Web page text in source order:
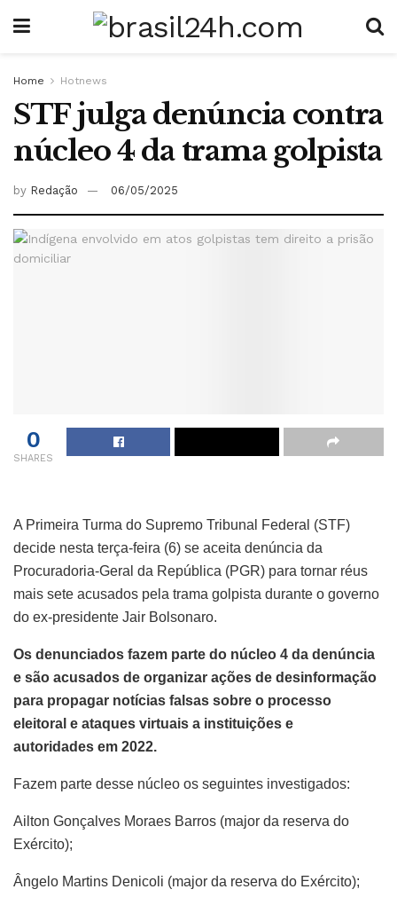
Home Hotnews
STF julga denúncia contra
núcleo 4 da trama golpista
by Redação 06/05/2025
0
SHARES
A Primeira Turma do Supremo Tribunal Federal (STF)
decide nesta terça-feira (6) se aceita denúncia da
Procuradoria-Geral da República (PGR) para tornar réus
mais sete acusados pela trama golpista durante o governo
do ex-presidente Jair Bolsonaro.
Os denunciados fazem parte do núcleo 4 da denúncia
e são acusados de organizar ações de desinformação
para propagar notícias falsas sobre o processo
eleitoral e ataques virtuais a instituições e
autoridades em 2022.
Fazem parte desse núcleo os seguintes investigados:
Ailton Gonçalves Moraes Barros (major da reserva do
Exército);
Ângelo Martins Denicoli (major da reserva do Exército);